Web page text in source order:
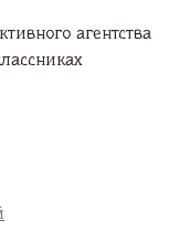
агентства